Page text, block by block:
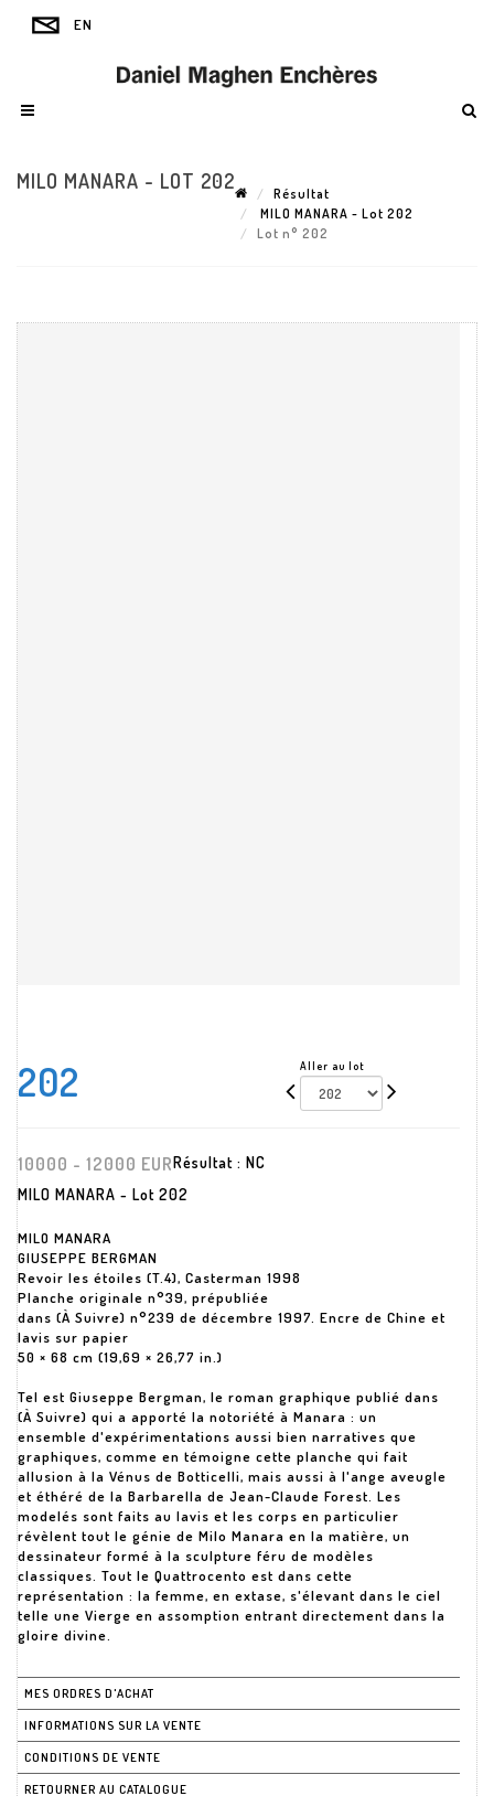
MILO MANARA - LOT 202
Résultat
MILO MANARA - Lot 202
Lot n° 202
202 Aller au lot
10000 - 12000 EURRésultat : NC
MILO MANARA - Lot 202
MILO MANARA
GIUSEPPE BERGMAN
Revoir les étoiles (T.4), Casterman 1998
Planche originale n°39, prépubliée
dans (À Suivre) n°239 de décembre 1997. Encre de Chine et
lavis sur papier
50 × 68 cm (19,69 × 26,77 in.)
Tel est Giuseppe Bergman, le roman graphique publié dans
(À Suivre) qui a apporté la notoriété à Manara : un
ensemble d'expérimentations aussi bien narratives que
graphiques, comme en témoigne cette planche qui fait
allusion à la Vénus de Botticelli, mais aussi à l'ange aveugle
et éthéré de la Barbarella de Jean-Claude Forest. Les
modelés sont faits au lavis et les corps en particulier
révèlent tout le génie de Milo Manara en la matière, un
dessinateur formé à la sculpture féru de modèles
classiques. Tout le Quattrocento est dans cette
représentation : la femme, en extase, s'élevant dans le ciel
telle une Vierge en assomption entrant directement dans la
MES ORDRES D'ACHAT
INFORMATIONS SUR LA VENTE
CONDITIONS DE VENTE
RETOURNER AU CATALOGUE